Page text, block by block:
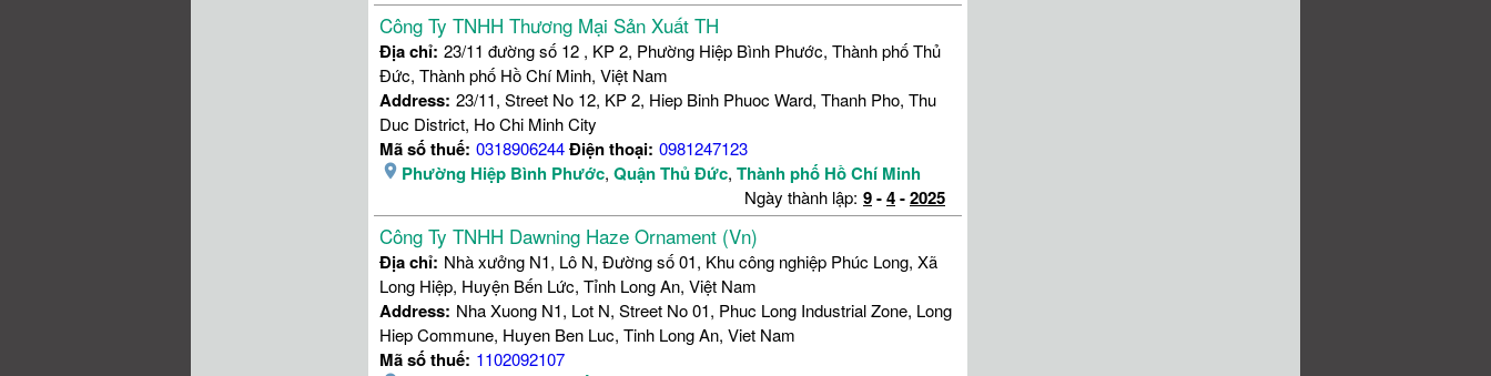
Công Ty TNHH Thương Mại Sản Xuất TH
Địa chỉ: 23/11 đường số 12 , KP 2, Phường Hiệp Bình Phước, Thành phố Thủ
Đức, Thành phố Hồ Chí Minh, Việt Nam
Address: 23/11, Street No 12, KP 2, Hiep Binh Phuoc Ward, Thanh Pho, Thu
Duc District, Ho Chi Minh City
Mã số thuế: 0318906244Điện thoại: 0981247123
Phường Hiệp Bình Phước, Quận Thủ Đức, Thành phố Hồ Chí Minh
Ngày thành lập: 9-4-2025
Công Ty TNHH Dawning Haze Ornament (Vn)
Địa chỉ: Nhà xưởng N1, Lô N, Đường số 01, Khu công nghiệp Phúc Long, Xã
Long Hiệp, Huyện Bến Lức, Tỉnh Long An, Việt Nam
Address: Nha Xuong N1, Lot N, Street No 01, Phuc Long Industrial Zone, Long
Hiep Commune, Huyen Ben Luc, Tinh Long An, Viet Nam
Mã số thuế: 1102092107